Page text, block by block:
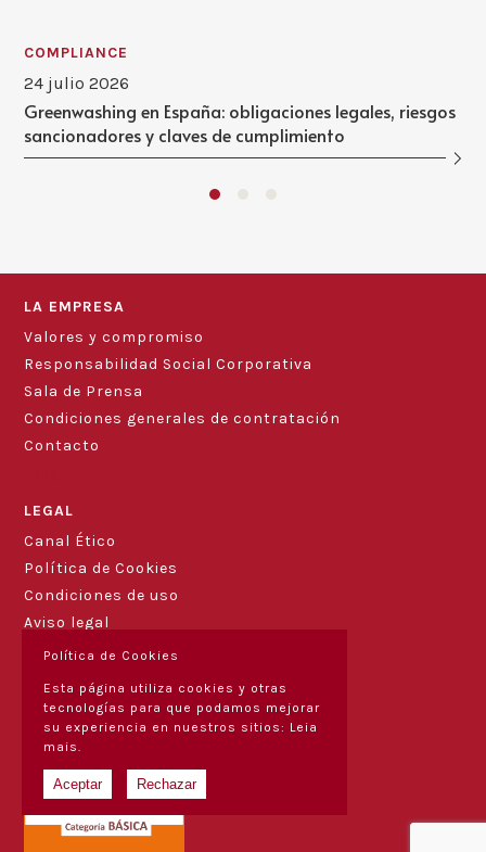
COMPLIANCE
24 julio 2026
Greenwashing en España: obligaciones legales, riesgos
sancionadores y claves de cumplimiento
LA EMPRESA
Valores y compromiso
Responsabilidad Social Corporativa
Sala de Prensa
Condiciones generales de contratación
Contacto
LEGAL
Canal Ético
Política de Cookies
Condiciones de uso
Aviso legal
Política de Cookies
Esta página utiliza cookies y otras
tecnologías para que podamos mejorar
su experiencia en nuestros sitios: Leia
mais.
Aceptar Rechazar